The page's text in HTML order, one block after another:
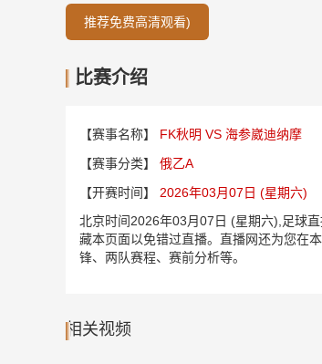
推荐免费高清观看)
比赛介绍
【赛事名称】
FK秋明 VS 海参崴迪纳摩
【赛事分类】
俄乙A
【开赛时间】
2026年03月07日 (星期六)
北京时间2026年03月07日 (星期六),足球
藏本页面以免错过直播。直播网还为您在
锋、两队赛程、赛前分析等。
相关视频